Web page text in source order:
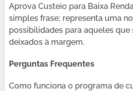
Aprova Custeio para Baixa
simples frase; representa uma
possibilidades para aqueles que
deixados à margem.
Perguntas Frequentes
Como funciona o programa de